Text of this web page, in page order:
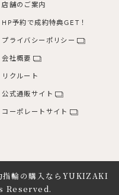
店舗のご案内
HP予約で成約特典GET！
プライバシーポリシー
会社概要
リクルート
公式通販サイト
コーポレートサイト
指輪の購入ならYUKIZAKI
Reserved.